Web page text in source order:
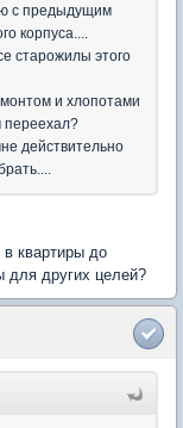
с предыдущим
корпуса....
старожилы этого
и хлопотами
переехал?
действительно
квартиры до
для других целей?